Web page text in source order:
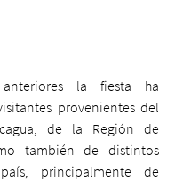
la fiesta ha
provenientes del
de la Región de
también de distintos
principalmente de